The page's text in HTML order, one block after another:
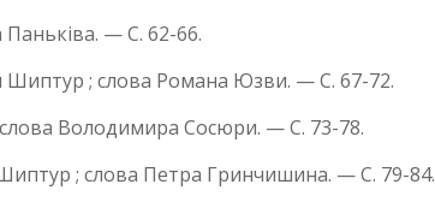
— С. 62-66.
; слова Романа Юзви. — С. 67-72.
Володимира Сосюри. — С. 73-78.
; слова Петра Гринчишина. — С. 79-84.